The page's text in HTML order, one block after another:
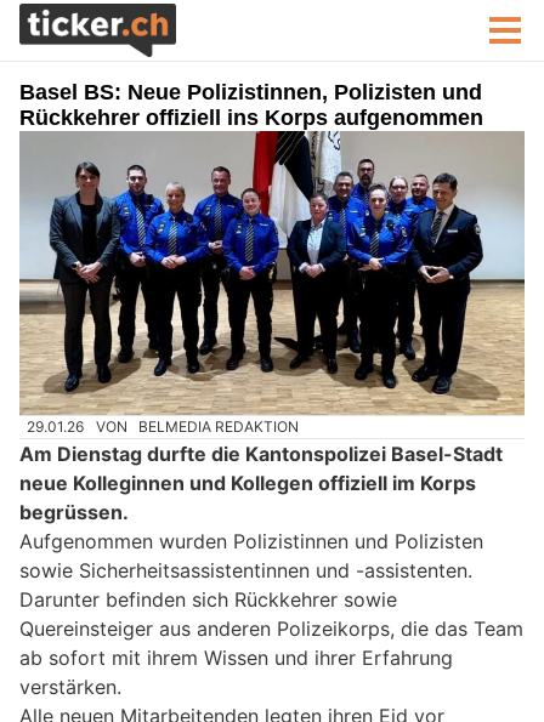
Basel BS: Neue Polizistinnen, Polizisten und
Rückkehrer offiziell ins Korps aufgenommen
29.01.26 VON BELMEDIA REDAKTION
Am Dienstag durfte die Kantonspolizei Basel-Stadt
neue Kolleginnen und Kollegen offiziell im Korps
begrüssen.
Aufgenommen wurden Polizistinnen und Polizisten
sowie Sicherheitsassistentinnen und -assistenten.
Darunter befinden sich Rückkehrer sowie
Quereinsteiger aus anderen Polizeikorps, die das Team
ab sofort mit ihrem Wissen und ihrer Erfahrung
verstärken.
Alle neuen Mitarbeitenden legten ihren Eid vor